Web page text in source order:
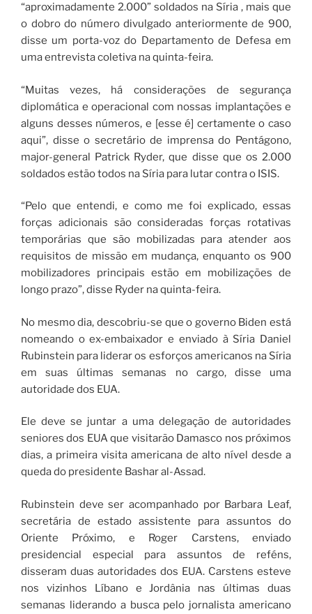
“aproximadamente 2.000” soldados na Síria , mais que
o dobro do número divulgado anteriormente de 900,
disse um porta-voz do Departamento de Defesa em
uma entrevista coletiva na quinta-feira.
“Muitas vezes, há considerações de segurança
diplomática e operacional com nossas implantações e
alguns desses números, e [esse é] certamente o caso
aqui”, disse o secretário de imprensa do Pentágono,
major-general Patrick Ryder, que disse que os 2.000
soldados estão todos na Síria para lutar contra o ISIS.
“Pelo que entendi, e como me foi explicado, essas
forças adicionais são consideradas forças rotativas
temporárias que são mobilizadas para atender aos
requisitos de missão em mudança, enquanto os 900
mobilizadores principais estão em mobilizações de
longo prazo”, disse Ryder na quinta-feira.
No mesmo dia, descobriu-se que o governo Biden está
nomeando o ex-embaixador e enviado à Síria Daniel
Rubinstein para liderar os esforços americanos na Síria
em suas últimas semanas no cargo, disse uma
autoridade dos EUA.
Ele deve se juntar a uma delegação de autoridades
seniores dos EUA que visitarão Damasco nos próximos
dias, a primeira visita americana de alto nível desde a
queda do presidente Bashar al-Assad.
Rubinstein deve ser acompanhado por Barbara Leaf,
secretária de estado assistente para assuntos do
Oriente Próximo, e Roger Carstens, enviado
presidencial especial para assuntos de reféns,
disseram duas autoridades dos EUA. Carstens esteve
nos vizinhos Líbano e Jordânia nas últimas duas
semanas liderando a busca pelo jornalista americano